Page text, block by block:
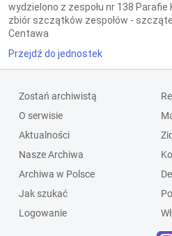
wydzielono z zespołu nr 138
zbiór szczątków zespołów -
Centawa
Przejdź do jednostek
Zostań archiwistą
O serwisie
Aktualności
Nasze Archiwa
Archiwa w Polsce
Jak szukać
Logowanie